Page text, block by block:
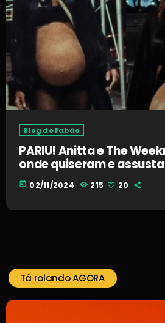
Blog do Fabão
PARIU! Anitta e The
onde quiseram e
today 02/11/2024 215 20
Tá rolando AGORA